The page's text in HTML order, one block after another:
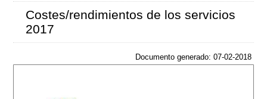
Costes/rendimientos de los servicios
2017
Documento generado: 07-02-2018